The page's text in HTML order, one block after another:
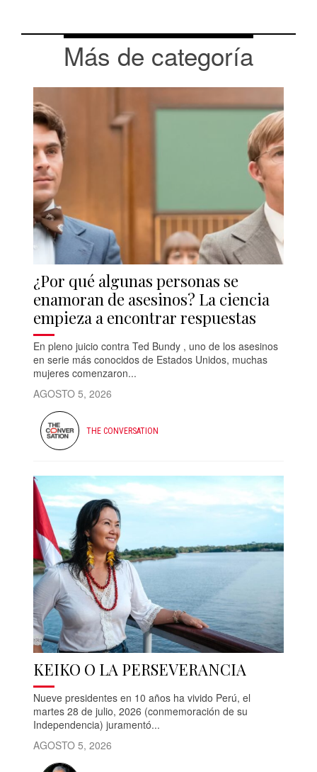
Más de categoría
¿Por qué algunas personas se
enamoran de asesinos? La ciencia
empieza a encontrar respuestas
En pleno juicio contra Ted Bundy , uno de los asesinos
en serie más conocidos de Estados Unidos, muchas
mujeres comenzaron...
AGOSTO 5, 2026
THE CONVERSATION
KEIKO O LA PERSEVERANCIA
Nueve presidentes en 10 años ha vivido Perú, el
martes 28 de julio, 2026 (conmemoración de su
Independencia) juramentó...
AGOSTO 5, 2026